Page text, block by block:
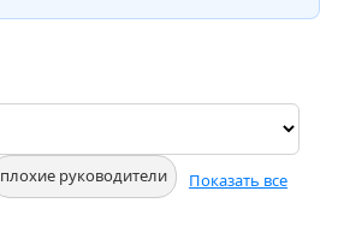
плохие руководители Показать все